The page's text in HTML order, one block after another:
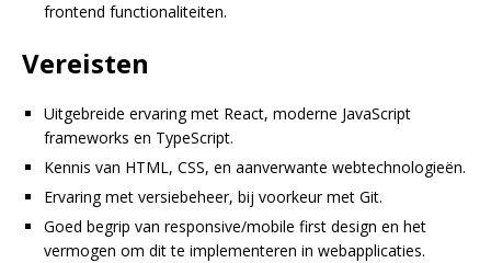
frontend functionaliteiten.
Vereisten
Uitgebreide ervaring met React, moderne JavaScript
frameworks en TypeScript.
Kennis van HTML, CSS, en aanverwante webtechnologieën.
Ervaring met versiebeheer, bij voorkeur met Git.
Goed begrip van responsive/mobile first design en het
vermogen om dit te implementeren in webapplicaties.